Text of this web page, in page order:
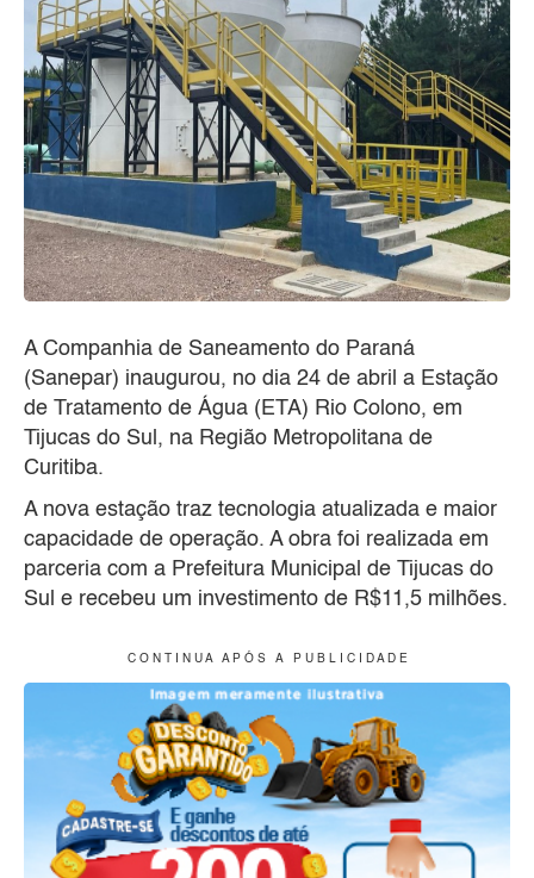
A Companhia de Saneamento do Paraná
(Sanepar) inaugurou, no dia 24 de abril a Estação
de Tratamento de Água (ETA) Rio Colono, em
Tijucas do Sul, na Região Metropolitana de
Curitiba.
A nova estação traz tecnologia atualizada e maior
capacidade de operação. A obra foi realizada em
parceria com a Prefeitura Municipal de Tijucas do
Sul e recebeu um investimento de R$11,5 milhões.
C O N T I N U A A P Ó S A P U B L I C I D A D E